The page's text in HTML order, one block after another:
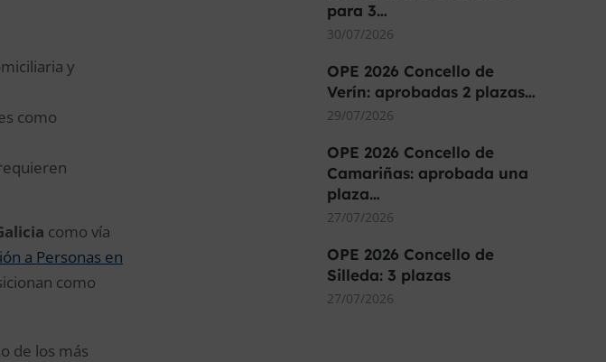
y
como
como vía
a Personas en
como
de los más
para 3…
30/07/2026
OPE 2026 Concello de
Verín: aprobadas 2 plazas…
29/07/2026
OPE 2026 Concello de
Camariñas: aprobada una
plaza…
27/07/2026
OPE 2026 Concello de
Silleda: 3 plazas
27/07/2026